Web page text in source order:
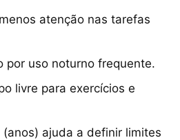
atenção nas tarefas
por uso noturno frequente.
livre para exercícios e
ajuda a definir limites